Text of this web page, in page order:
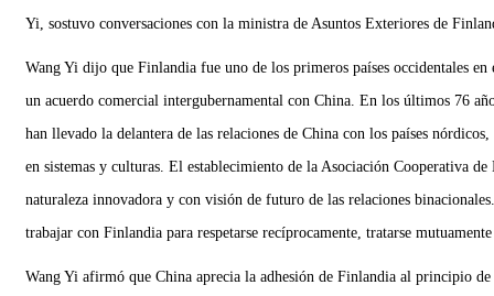
Yi, sostuvo conversaciones con la ministra de Asuntos Exteriores de
Wang Yi dijo que Finlandia fue uno de los primeros países occidentales
un acuerdo comercial intergubernamental con China. En los últimos 76
han llevado la delantera de las relaciones de China con los países
en sistemas y culturas. El establecimiento de la Asociación Cooperativa
naturaleza innovadora y con visión de futuro de las relaciones
trabajar con Finlandia para respetarse recíprocamente, tratarse
Wang Yi afirmó que China aprecia la adhesión de Finlandia al principio